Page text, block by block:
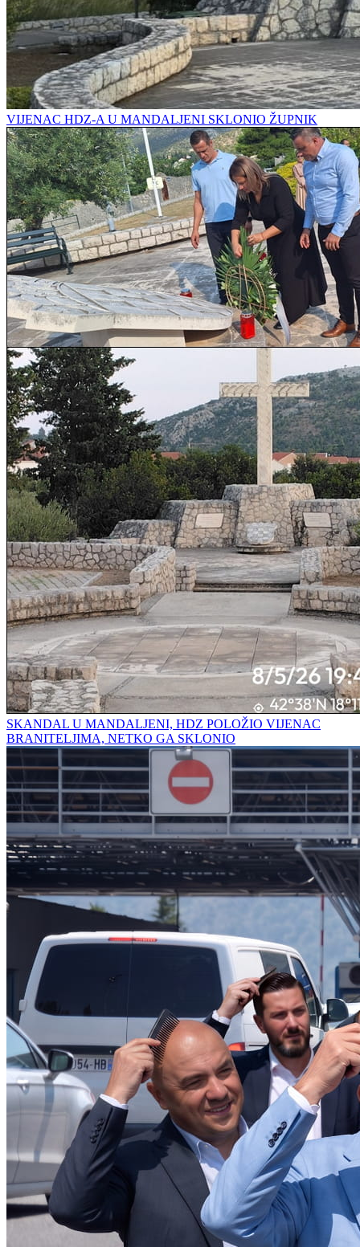
VIJENAC HDZ-A U MANDALJENI SKLONIO ŽUPNIK
SKANDAL U MANDALJENI, HDZ POLOŽIO VIJENAC
BRANITELJIMA, NETKO GA SKLONIO